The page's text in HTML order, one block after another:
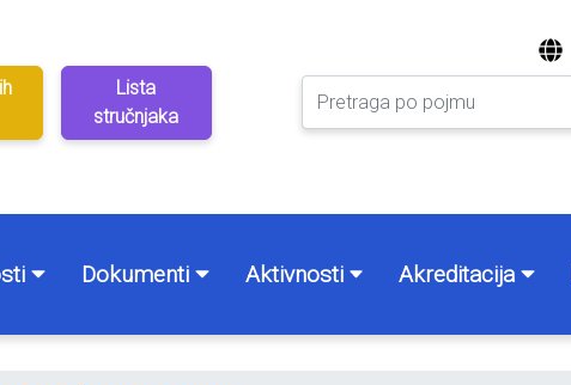
Lista
stručnjaka
Dokumenti Aktivnosti Akreditacija